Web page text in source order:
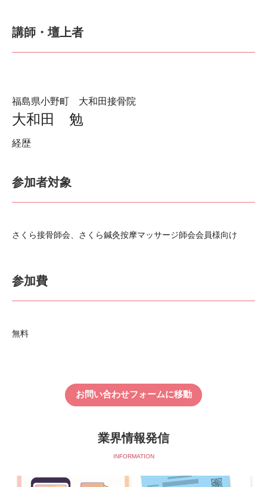
講師・壇上者
福島県小野町 大和田接骨院
大和田 勉
経歴
参加者対象
さくら接骨師会、さくら鍼灸按摩マッサージ師会会員様向け
参加費
無料
お問い合わせフォームに移動
業界情報発信
INFORMATION